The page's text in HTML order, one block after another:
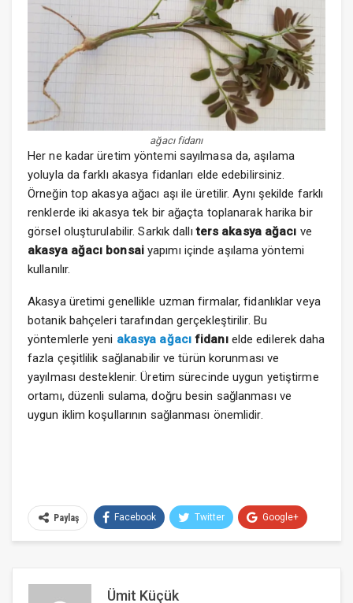
ağacı fidanı
Her ne kadar üretim yöntemi sayılmasa da, aşılama
yoluyla da farklı akasya fidanları elde edebilirsiniz.
Örneğin top akasya ağacı aşı ile üretilir. Aynı şekilde farklı
renklerde iki akasya tek bir ağaçta toplanarak harika bir
görsel oluşturulabilir. Sarkık dallıters akasya ağacı ve
akasya ağacı bonsaiyapımı içinde aşılama yöntemi
kullanılır.
Akasya üretimi genellikle uzman firmalar, fidanlıklar veya
botanik bahçeleri tarafından gerçekleştirilir. Bu
yöntemlerle yeni akasya ağacıfidanıelde edilerek daha
fazla çeşitlilik sağlanabilir ve türün korunması ve
yayılması desteklenir. Üretim sürecinde uygun yetiştirme
ortamı, düzenli sulama, doğru besin sağlanması ve
uygun iklim koşullarının sağlanması önemlidir.
Paylaş Facebook Twitter Google+
Ümit Küçük